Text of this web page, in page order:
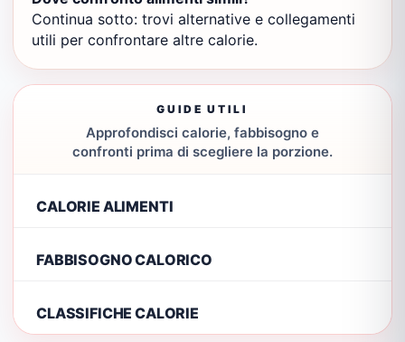
Continua sotto: trovi alternative e collegamenti
utili per confrontare altre calorie.
GUIDE UTILI
Approfondisci calorie, fabbisogno e
confronti prima di scegliere la porzione.
CALORIE ALIMENTI
FABBISOGNO CALORICO
CLASSIFICHE CALORIE